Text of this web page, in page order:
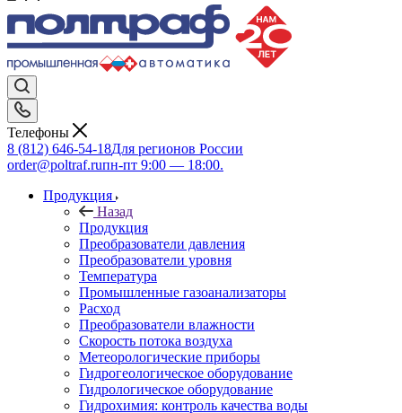
Телефоны
8 (812) 646-54-18Для регионов России
order@poltraf.ruпн-пт 9:00 — 18:00.
Продукция
Назад
Продукция
Преобразователи давления
Преобразователи уровня
Температура
Промышленные газоанализаторы
Расход
Преобразователи влажности
Скорость потока воздуха
Метеорологические приборы
Гидрогеологическое оборудование
Гидрологическое оборудование
Гидрохимия: контроль качества воды